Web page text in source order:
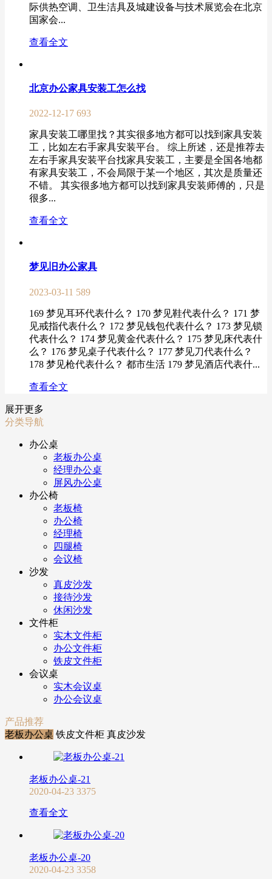
际供热空调、卫生洁具及城建设备与技术展览会在北京
国家会...
查看全文
北京办公家具安装工怎么找
2022-12-17 693
家具安装工哪里找？其实很多地方都可以找到家具安装
工，比如左右手家具安装平台。 综上所述，还是推荐去
左右手家具安装平台找家具安装工，主要是全国各地都
有家具安装工，不会局限于某一个地区，其次是质量还
不错。 其实很多地方都可以找到家具安装师傅的，只是
很多...
查看全文
梦见旧办公家具
2023-03-11 589
169 梦见耳环代表什么？ 170 梦见鞋代表什么？ 171 梦
见戒指代表什么？ 172 梦见钱包代表什么？ 173 梦见锁
代表什么？ 174 梦见黄金代表什么？ 175 梦见床代表什
么？ 176 梦见桌子代表什么？ 177 梦见刀代表什么？
178 梦见枪代表什么？ 都市生活 179 梦见酒店代表什...
查看全文
展开更多
分类导航
办公桌
老板办公桌
经理办公桌
屏风办公桌
办公椅
老板椅
办公椅
经理椅
四腿椅
会议椅
沙发
真皮沙发
接待沙发
休闲沙发
文件柜
实木文件柜
办公文件柜
铁皮文件柜
会议桌
实木会议桌
办公会议桌
产品推荐
老板办公桌 铁皮文件柜 真皮沙发
老板办公桌-21
2020-04-23 3375
查看全文
老板办公桌-20
2020-04-23 3358